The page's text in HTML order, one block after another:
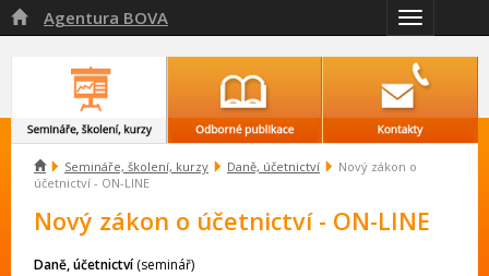
Přepnout
navigaci
 Agentura BOVA
 Semináře, školení, kurzy Daně, účetnictví
Nový zákon o
účetnictví - ON-LINE
Nový zákon o účetnictví - ON-LINE
Daně, účetnictví(seminář)